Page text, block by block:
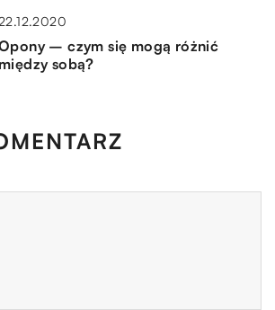
– czym się mogą różnić
między sobą?